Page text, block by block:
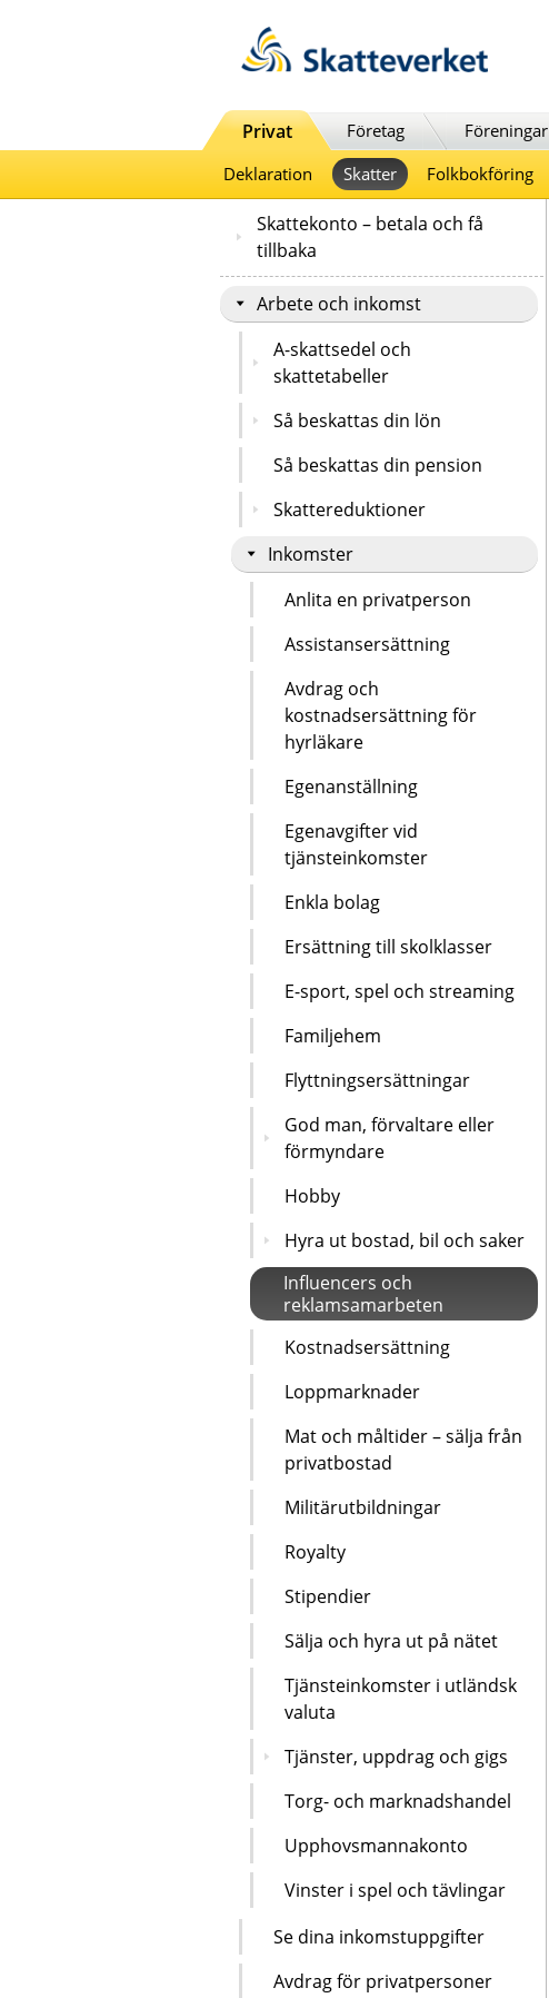
Privat Företag Föreningar
Deklaration
Skatter Folkbokföring
Skattekonto – betala och få
tillbaka
Arbete och inkomst
A-skattsedel och
skattetabeller
Så beskattas din lön
Så beskattas din pension
Skattereduktioner
Inkomster
Anlita en privatperson
Assistansersättning
Avdrag och
kostnadsersättning för
hyrläkare
Egenanställning
Egenavgifter vid
tjänsteinkomster
Enkla bolag
Ersättning till skolklasser
E-sport, spel och streaming
Familjehem
Flyttningsersättningar
God man, förvaltare eller
förmyndare
Hobby
Hyra ut bostad, bil och saker
Influencers och
reklamsamarbeten
Kostnadsersättning
Loppmarknader
Mat och måltider – sälja från
privatbostad
Militärutbildningar
Royalty
Stipendier
Sälja och hyra ut på nätet
Tjänsteinkomster i utländsk
valuta
Tjänster, uppdrag och gigs
Torg- och marknadshandel
Upphovsmannakonto
Vinster i spel och tävlingar
Se dina inkomstuppgifter
Avdrag för privatpersoner